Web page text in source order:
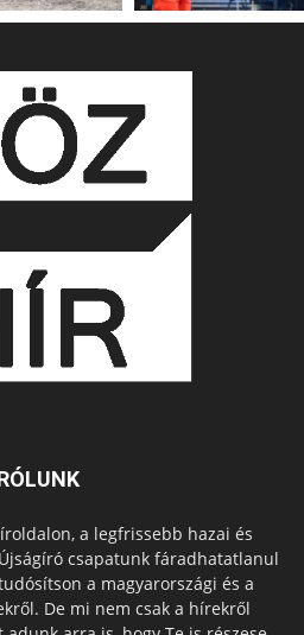
a legfrissebb hazai és
csapatunk fáradhatatlanul
a magyarországi és a
De mi nem csak a hírekről